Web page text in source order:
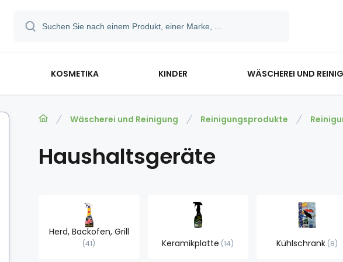
KOSMETIKA KINDER WÄSCHEREI UND
Wäscherei und Reinigung Reinigungsprodukte
Haushaltsgeräte
Herd, Backofen, Grill
41 Keramikplatte 14 Kühlschrank 8